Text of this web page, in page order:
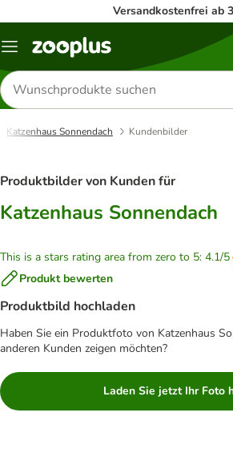
Versandkostenfrei ab
Menü
Produkte
suchen
Katzenhaus Sonnendach Kundenbilder
Produktbilder von Kunden für
Katzenhaus Sonnendach
This is a stars rating area from zero to 5: 4.1/5
Produkt bewerten
Produktbild hochladen
Haben Sie ein Produktfoto von Katzenhaus
anderen Kunden zeigen möchten?
Laden Sie jetzt Ihr Foto